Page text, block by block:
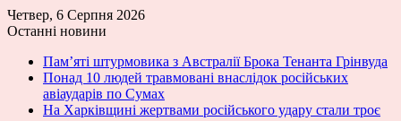
Четвер, 6 Серпня 2026
Останні новини
Пам’яті штурмовика з Австралії Брока Тенанта Грінвуда
Понад 10 людей травмовані внаслідок російських
авіаударів по Сумах
На Харківщині жертвами російського удару стали троє